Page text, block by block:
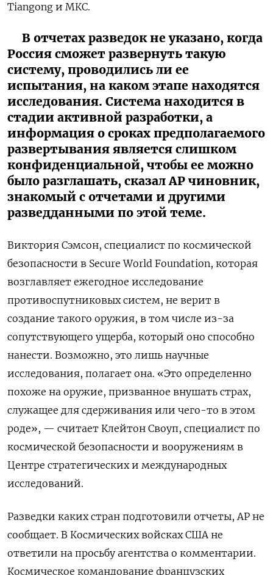
Tiangong и МКС.
В отчетах разведок не указано, когда
Россия сможет развернуть такую
систему, проводились ли ее
испытания, на каком этапе находятся
исследования. Система находится в
стадии активной разработки, а
информация о сроках предполагаемого
развертывания является слишком
конфиденциальной, чтобы ее можно
было разглашать, сказал AP чиновник,
знакомый с отчетами и другими
разведданными по этой теме.
Виктория Сэмсон, специалист по космической
безопасности в Secure World Foundation, которая
возглавляет ежегодное исследование
противоспутниковых систем, не верит в
создание такого оружия, в том числе из-за
сопутствующего ущерба, который оно способно
нанести. Возможно, это лишь научные
исследования, полагает она. «Это определенно
похоже на оружие, призванное внушать страх,
служащее для сдерживания или чего-то в этом
роде», — считает Клейтон Своуп, специалист по
космической безопасности и вооружениям в
Центре стратегических и международных
исследований.
Разведки каких стран подготовили отчеты, AP не
сообщает. В Космических войсках США не
ответили на просьбу агентства о комментарии.
Космическое командование французских